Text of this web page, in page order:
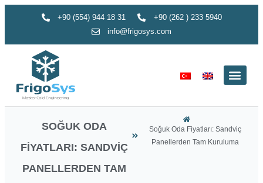
+90 (554) 944 18 31
+90 (262 ) 233 5940
info@frigosys.com
SOĞUK ODA
FIYATLARI: SANDVIÇ
PANELLERDEN TAM
Soğuk Oda Fiyatları: Sandviç
Panellerden Tam Kuruluma